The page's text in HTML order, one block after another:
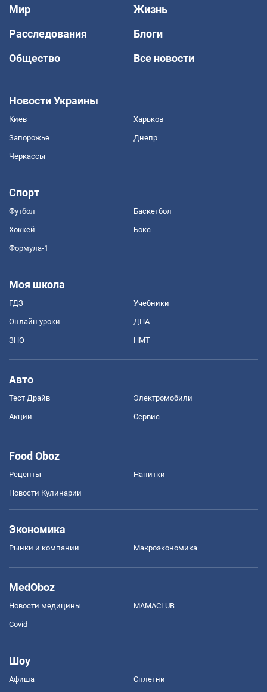
Мир
Жизнь
Расследования
Блоги
Общество
Все новости
Новости Украины
Киев Харьков
Запорожье Днепр
Черкассы
Спорт
Футбол Баскетбол
Хоккей Бокс
Формула-1
Моя школа
ГДЗ Учебники
Онлайн уроки ДПА
ЗНО НМТ
Авто
Тест Драйв Электромобили
Акции Сервис
Food Oboz
Рецепты Напитки
Новости Кулинарии
Экономика
Рынки и компании Mакроэкономика
MedOboz
Новости медицины MAMACLUB
Covid
Шоу
Афиша Сплетни